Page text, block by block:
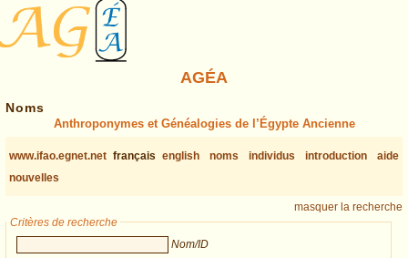
AGÉA
Noms
Anthroponymes et Généalogies de l’Égypte Ancienne
www.ifao.egnet.net français english noms individus introduction
aide
nouvelles
masquer la recherche
Critères de recherche
Nom/ID